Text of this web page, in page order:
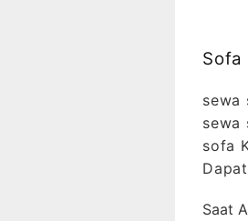
Sofa
sewa
sewa
sofa
Saat